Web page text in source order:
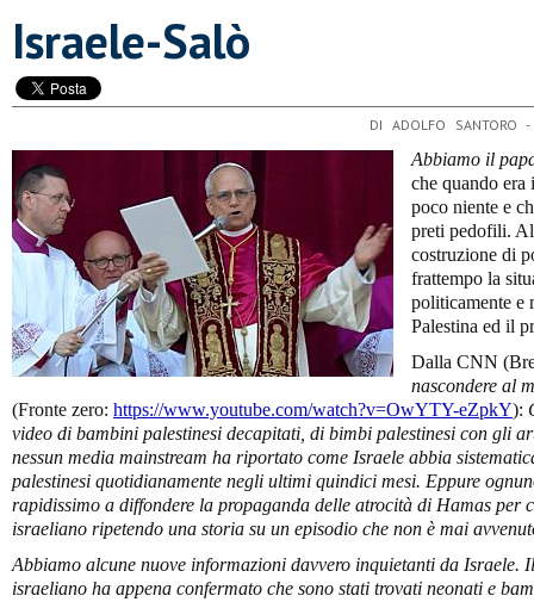
Israele-Salò
DI ADOLFO SANTORO
Abbiamo il
che quando era
poco niente e
preti pedofili.
costruzione di
frattempo la
politicamente e
Palestina ed il
Dalla CNN
nascondere al
(Fronte zero: https://www.youtube.com/watch?v=OwYTY-eZpkY):
video di bambini palestinesi decapitati, di bimbi palestinesi con gli
nessun media mainstream ha riportato come Israele abbia
palestinesi quotidianamente negli ultimi quindici mesi. Eppure
rapidissimo a diffondere la propaganda delle atrocità di Hamas per
israeliano ripetendo una storia su un episodio che non è mai
Abbiamo alcune nuove informazioni davvero inquietanti da Israele.
israeliano ha appena confermato che sono stati trovati neonati e